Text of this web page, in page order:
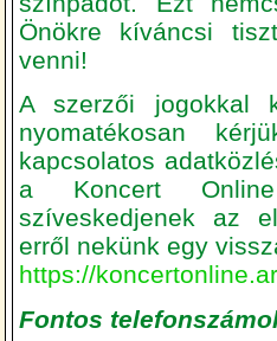
Önökre kíváncsi
venni!
A szerzői jogokkal
nyomatékosan
kapcsolatos
a Koncert
szíveskedjenek az
erről nekünk egy
https://
Fontos